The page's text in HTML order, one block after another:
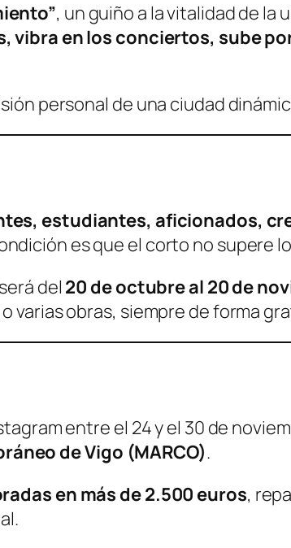
, un guiño a la vitalidad de la
vibra en los conciertos, sube
personal de una ciudad
estudiantes, aficionados,
es que el corto no supere
del20 de octubre al 20 de
varias obras, siempre de forma
entre el 24 y el 30 de
de Vigo (MARCO).
en más de 2.500 euros,